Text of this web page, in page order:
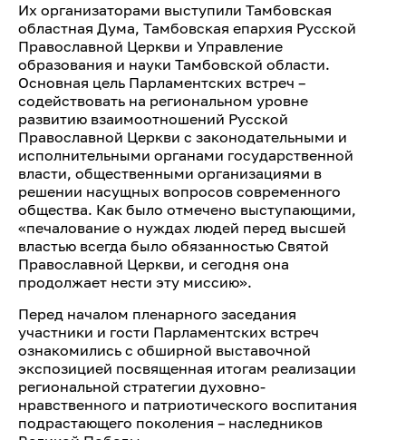
Их организаторами выступили Тамбовская
областная Дума, Тамбовская епархия Русской
Православной Церкви и Управление
образования и науки Тамбовской области.
Основная цель Парламентских встреч –
содействовать на региональном уровне
развитию взаимоотношений Русской
Православной Церкви с законодательными и
исполнительными органами государственной
власти, общественными организациями в
решении насущных вопросов современного
общества. Как было отмечено выступающими,
«печалование о нуждах людей перед высшей
властью всегда было обязанностью Святой
Православной Церкви, и сегодня она
продолжает нести эту миссию».
Перед началом пленарного заседания
участники и гости Парламентских встреч
ознакомились с обширной выставочной
экспозицией посвященная итогам реализации
региональной стратегии духовно-
нравственного и патриотического воспитания
подрастающего поколения – наследников